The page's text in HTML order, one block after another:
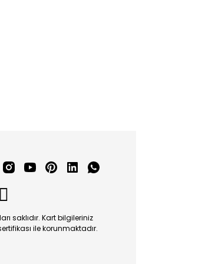
saklıdır. Kart bilgileriniz
ile korunmaktadır.